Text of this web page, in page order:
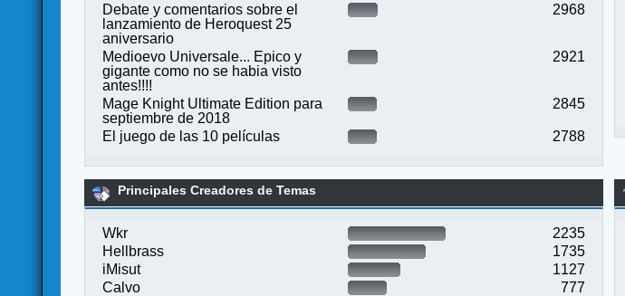
Debate y comentarios sobre el
lanzamiento de Heroquest 25
aniversario
2968
Medioevo Universale... Epico y
gigante como no se habia visto
antes!!!!
2921
Mage Knight Ultimate Edition para
septiembre de 2018
2845
El juego de las 10 películas 2788
Principales Creadores de Temas
Wkr
2235
Hellbrass
1735
iMisut
1127
Calvo
777